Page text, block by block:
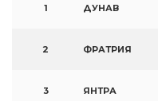
1 ДУНАВ
2 ФРАТРИЯ
3 ЯНТРА